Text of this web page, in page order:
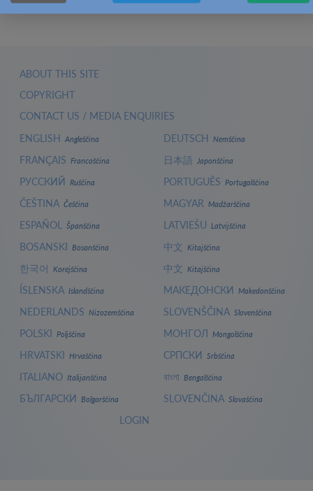
ABOUT THIS SITE
COPYRIGHT
CONTACT US / MEDIA ENQUIRIES
ENGLISH
Angleščina
FRANÇAIS Francoščina
РУССКИЙ Ruščina
ČEŠTINA Češčina
ESPAÑOL Španščina
BOSANSKI Bosanščina
한국어 Korejščina
ÍSLENSKA Islandščina
NEDERLANDS Nizozemščina
POLSKI Poljščina
HRVATSKI Hrvaščina
ITALIANO Italijanščina
БЪЛГАРСКИ Bolgarščina
DEUTSCH Nemščina
日本語 Japonščina
PORTUGUÊS Portugalščina
MAGYAR Madžarščina
LATVIEŠU Latvijščina
中文 Kitajščina
中文 Kitajščina
МАКЕДОНСКИ Makedonščina
SLOVENŠČINA Slovenščina
МОНГОЛ Mongolščina
СРПСКИ Srbščina
বাংলা Bengalščina
SLOVENČINA Slovaščina
LOGIN